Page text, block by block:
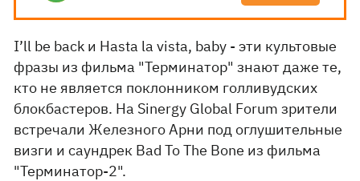
I’ll be back и Hasta la vista, baby - эти культовые
фразы из фильма "Терминатор" знают даже те,
кто не является поклонником голливудских
блокбастеров. На Sinergy Global Forum зрители
встречали Железного Арни под оглушительные
визги и саундрек Bad To The Bone из фильма
"Терминатор-2".